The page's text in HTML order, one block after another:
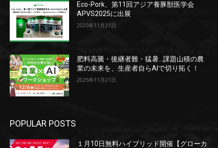
Eco-Pork、第11回アジア養豚獣医学会
APVS2025に出展
2025年11月21日
肥料高騰・後継者難・猛暑…課題山積の農
業の未来を、生産者自らAIで切り拓く！
2025年11月21日
POPULAR POSTS
１月10日無料ハイブリッド開催【グローカ